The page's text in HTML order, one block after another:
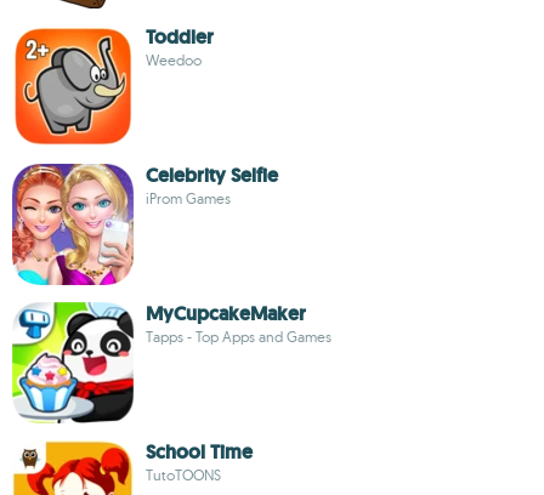
Toddler
Weedoo
Celebrity Selfie
iProm Games
MyCupcakeMaker
Tapps - Top Apps and Games
School Time
TutoTOONS